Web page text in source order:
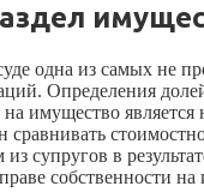
одна из самых не
Определения
на имущество
сравнивать
супругов в
собственности